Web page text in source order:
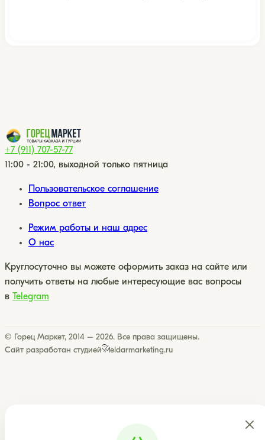
+7 (911) 707-57-77
11:00 - 21:00, выходной только пятница
Пользовательское соглашение
Вопрос ответ
Режим работы и наш адрес
О нас
Круглосуточно вы можете оформить заказ на сайте или
получить ответы на любые интересующие вас вопросы
в
Telegram
© Горец Маркет, 2014 – 2026. Все права защищены.
Сайт разработан студией
eldarmarketing.ru